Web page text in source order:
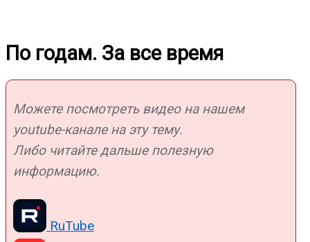
По годам. За все время
Можете посмотреть видео на нашем
youtube-канале на эту тему.
Либо читайте дальше полезную
информацию.
RuTube